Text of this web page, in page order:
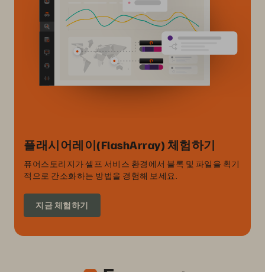
플래시어레이(FlashArray) 체험하기
퓨어스토리지가 셀프 서비스 환경에서 블록 및 파일을 획기
적으로 간소화하는 방법을 경험해 보세요.
지금 체험하기